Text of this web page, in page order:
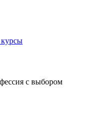
с выбором